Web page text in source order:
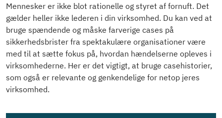
Mennesker er ikke blot rationelle og styret af fornuft. Det
gælder heller ikke lederen i din virksomhed. Du kan ved at
bruge spændende og måske farverige cases på
sikkerhedsbrister fra spektakulære organisationer være
med til at sætte fokus på, hvordan hændelserne opleves i
virksomhederne. Her er det vigtigt, at bruge casehistorier,
som også er relevante og genkendelige for netop jeres
virksomhed.